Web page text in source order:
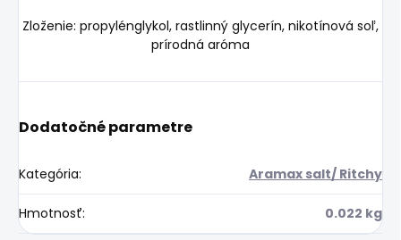
Zloženie: propylénglykol, rastlinný glycerín, nikotínová soľ,
prírodná aróma
Dodatočné parametre
Kategória: Aramax salt/ Ritchy
Hmotnosť: 0.022 kg